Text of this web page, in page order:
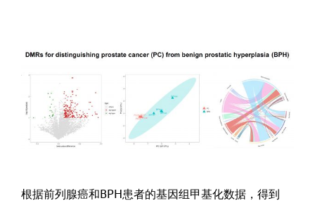
根据前列腺癌和BPH患者的基因组甲基化数据，得到